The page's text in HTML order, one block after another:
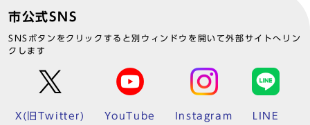
市公式SNS
SNSボタンをクリックすると別ウィンドウを開いて外部サイトへリン
クします
X(旧Twitter) YouTube Instagram LINE